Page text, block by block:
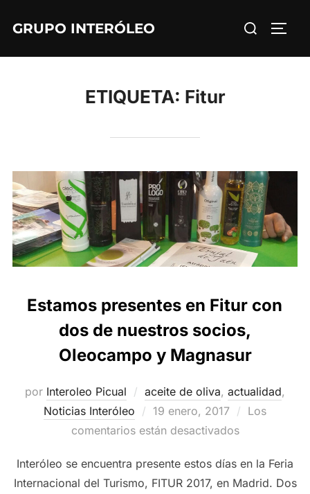
GRUPO INTERÓLEO Buscar:
ETIQUETA: Fitur
Estamos presentes en Fitur con
dos de nuestros socios,
Oleocampo y Magnasur
por Interoleo Picual aceite de oliva, actualidad,
Noticias Interóleo
Publicado
el
19 enero, 2017
Los
comentarios están desactivados
Interóleo se encuentra presente estos días en la Feria
Internacional del Turismo, FITUR 2017, en Madrid. Dos